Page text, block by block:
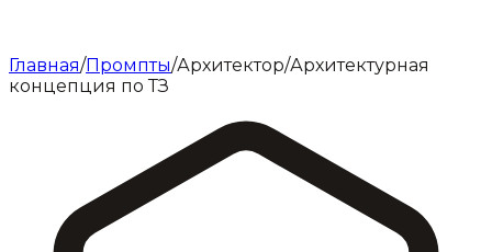
Главная/Промпты/Архитектор/Архитектурная
концепция по ТЗ